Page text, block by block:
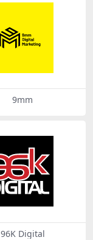
9mm
96K Digital